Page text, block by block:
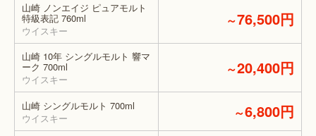
山崎 ノンエイジ ピュアモルト
特級表記 760ml
ウイスキー
～76,500円
山崎 10年 シングルモルト 響マ
ーク 700ml
ウイスキー
～20,400円
山崎 シングルモルト 700ml
ウイスキー
～6,800円